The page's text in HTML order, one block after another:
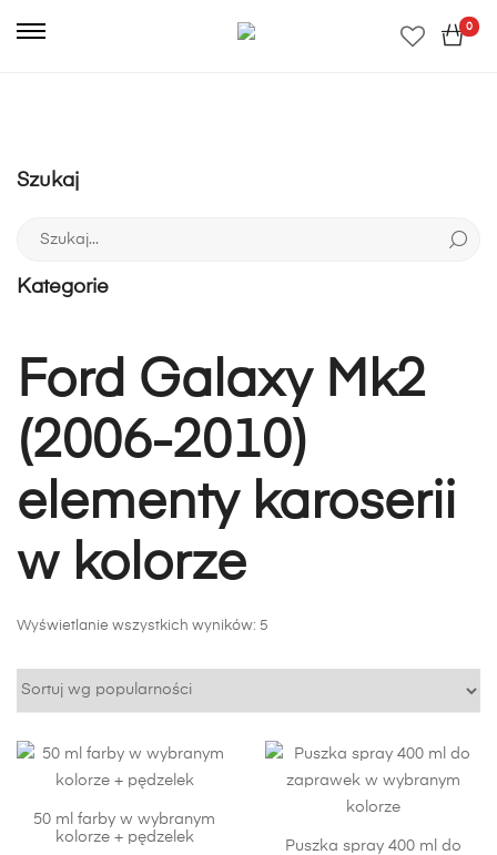
0
Ford Galaxy Mk2
(2006-2010)
elementy karoserii
w kolorze
Wyświetlanie wszystkich wyników: 5
50 ml farby w wybranym
kolorze + pędzelek
Puszka spray 400 ml do
Szukaj
Szukaj:
Kategorie